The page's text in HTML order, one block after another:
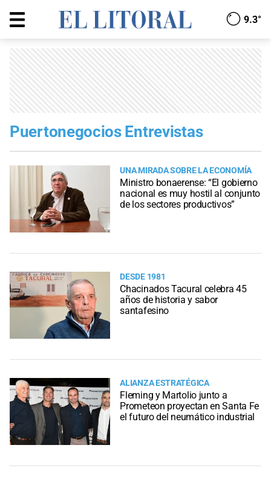
9.3°
Puertonegocios Entrevistas
UNA MIRADA SOBRE LA ECONOMÍA
Ministro bonaerense: “El gobierno
nacional es muy hostil al conjunto
de los sectores productivos”
DESDE 1981
Chacinados Tacural celebra 45
años de historia y sabor
santafesino
ALIANZA ESTRATÉGICA
Fleming y Martolio junto a
Prometeon proyectan en Santa Fe
el futuro del neumático industrial